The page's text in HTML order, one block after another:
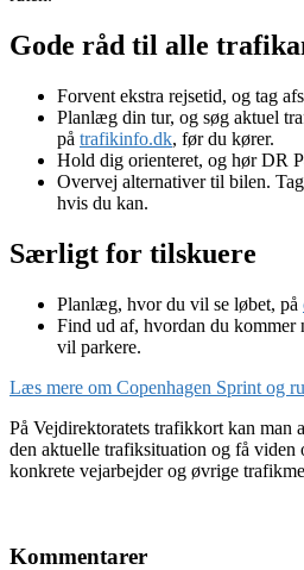
Gode råd til alle
Forvent ekstra rejsetid, og tag
Planlæg din tur, og søg aktuel
på trafikinfo.dk, før du kører.
Hold dig orienteret, og hør DR
Overvej alternativer til bilen.
hvis du kan.
Særligt for tilskuere
Planlæg, hvor du vil se løbet, på
Find ud af, hvordan du kommer
vil parkere.
Læs mere om Copenhagen Sprint og
På Vejdirektoratets trafikkort kan man
den aktuelle trafiksituation og få
konkrete vejarbejder og øvrige
Kommentarer